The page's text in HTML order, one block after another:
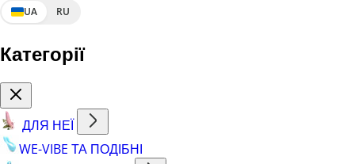
UA RU
Категорії
ДЛЯ НЕЇ
WE-VIBE ТА ПОДІБНІ